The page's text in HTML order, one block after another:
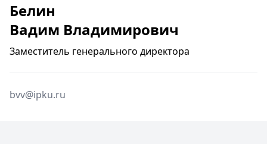
Белин
Вадим Владимирович
Заместитель генерального директора
bvv@ipku.ru